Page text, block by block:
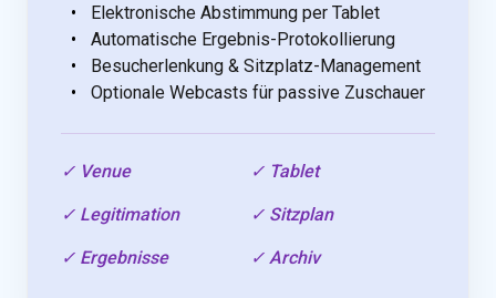
Elektronische Abstimmung per Tablet
Automatische Ergebnis-Protokollierung
Besucherlenkung & Sitzplatz-Management
Optionale Webcasts für passive Zuschauer
✓ Venue ✓ Tablet
✓ Legitimation ✓ Sitzplan
✓ Ergebnisse ✓ Archiv